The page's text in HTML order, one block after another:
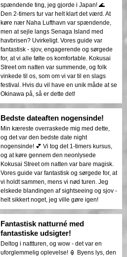
spændende ting, jeg gjorde i Japan! 🌊
Den 2-timers tur var helt klart det værd. At
køre nær Naha Lufthavn var spændende,
men at sejle langs Senaga Island med
havbrisen? Uvirkeligt. Vores guide var
fantastisk - sjov, engagerende og sørgede
for, at vi alle følte os komfortable. Kokusai
Street om natten var summende, og folk
vinkede til os, som om vi var til en slags
festival. Hvis du vil have en unik måde at se
Okinawa på, så er dette det!
Bedste dateaften nogensinde!
Min kæreste overraskede mig med dette,
og det var den bedste date night
nogensinde! 💕 Vi tog det 1-timers kursus,
og at køre gennem den neonlysede
Kokusai Street om natten var bare magisk.
Vores guide var fantastisk og sørgede for, at
vi holdt sammen, mens vi nød turen. Jeg
elskede blandingen af sightseeing og sjov -
helt sikkert noget, jeg ville gøre igen!
Fantastisk natturné med
fantastiske udsigter!
Deltog i nattturen, og wow - det var en
uforglemmelig oplevelse! 🏮 Byens lys, den